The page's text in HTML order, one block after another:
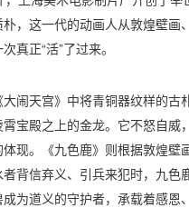
，这一代的动画人从敦煌壁画
真正“活”了过来。
大闹天宫》中将青铜器纹样的
宝殿之上的金龙。它不怒自
现。《九色鹿》则根据敦煌
背信弃义、引兵来犯时，九
成为道义的守护者，承载着感